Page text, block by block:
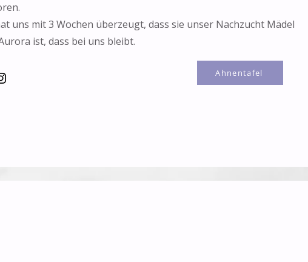
uns mit 3 Wochen überzeugt, dass sie unser Nachzucht Mädel
ist, dass bei uns bleibt.
Ahnentafel